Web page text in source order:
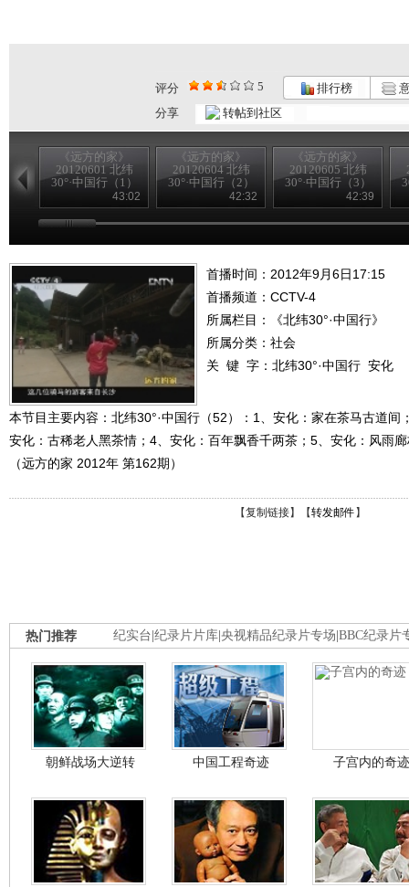
评分 5 排行榜
分享
转帖到社区
《远方的家》
20120601 北纬
30°·中国行（1）
43:02
《远方的家》
20120604 北纬
30°·中国行（2）
42:32
《远方的家》
20120605 北纬
30°·中国行（3）
42:39
首播时间：2012年9月6日17:15
首播频道： CCTV-4
所属栏目：
《北纬30°·中国行》
所属分类：社会
关 键 字： 北纬30°·中国行 安化
本节目主要内容：北纬30°·中国行（52）：1、安化：家在茶马古道间
安化：古稀老人黑茶情；4、安化：百年飘香千两茶；5、安化：风雨
（远方的家 2012年 第162期）
【复制链接】【转发邮件 】
纪实台 纪录片片库 央视精品纪录片专场 BBC纪录片
热门推荐
朝鲜战场大逆转 中国工程奇迹 子宫内的奇迹